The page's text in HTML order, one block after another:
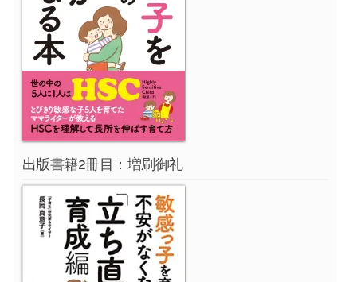
出版書籍2冊目：増刷御礼